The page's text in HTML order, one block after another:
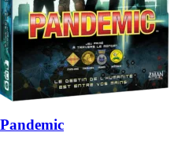
Pandemic